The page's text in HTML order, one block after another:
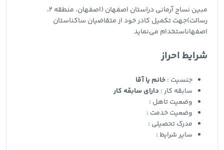
مبین نساج آرمانی دراستان اصفهان (اصفهان، منطقه ۲،
رسالت)جهت تکمیل کادر خود از متقاضیان ساکناستان
اصفهاناستخدام می‌نماید
شرایط احراز
جنسیت :خانم یا آقا
سابقه کار : دارای سابقه کار
وضعیت تاهل :
وضعیت خدمت :
مدرک تحصیلی :
سایر شرایط :